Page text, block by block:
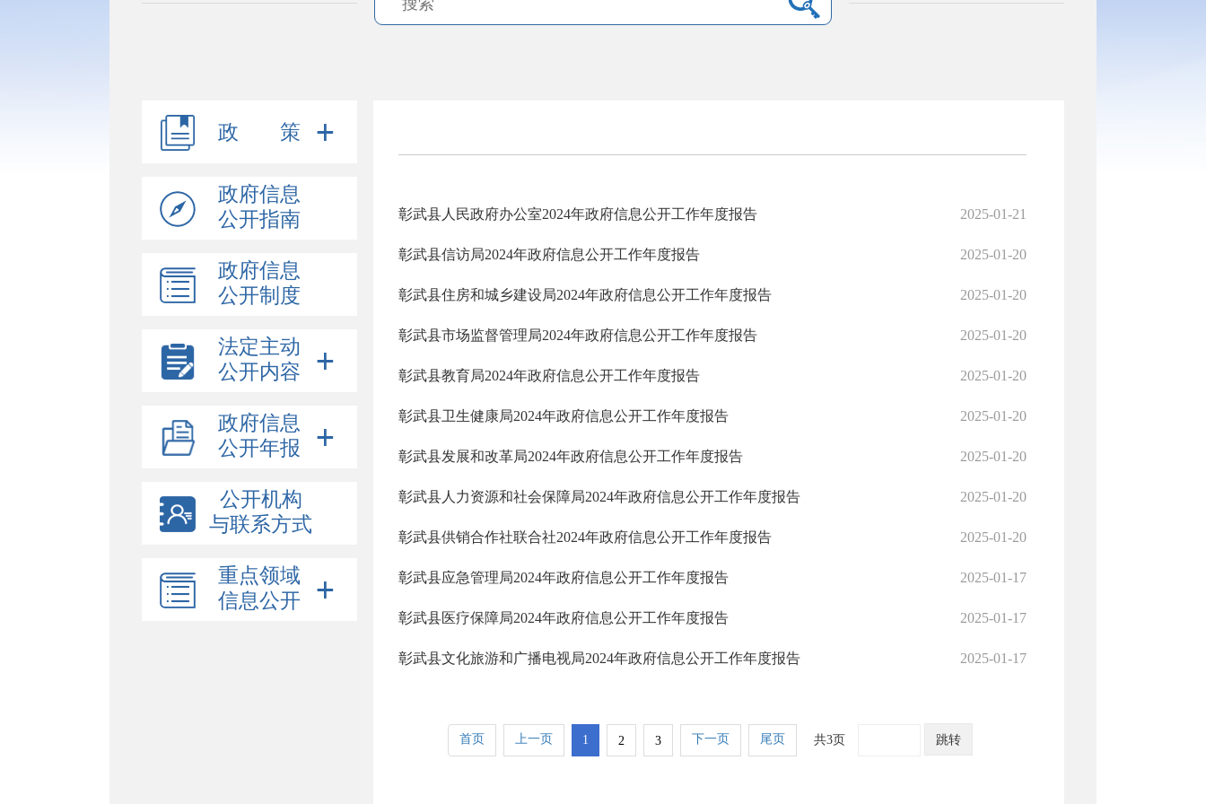
政 策
政府信息
公开指南
政府信息
公开制度
法定主动
公开内容
政府信息
公开年报
公开机构
与联系方式
重点领域
信息公开
彰武县人民政府办公室2024年政府信息公开工作年度报告 2025-01-21
彰武县信访局2024年政府信息公开工作年度报告 2025-01-20
彰武县住房和城乡建设局2024年政府信息公开工作年度报告 2025-01-20
彰武县市场监督管理局2024年政府信息公开工作年度报告 2025-01-20
彰武县教育局2024年政府信息公开工作年度报告 2025-01-20
彰武县卫生健康局2024年政府信息公开工作年度报告 2025-01-20
彰武县发展和改革局2024年政府信息公开工作年度报告 2025-01-20
彰武县人力资源和社会保障局2024年政府信息公开工作年度报告 2025-01-20
彰武县供销合作社联合社2024年政府信息公开工作年度报告 2025-01-20
彰武县应急管理局2024年政府信息公开工作年度报告 2025-01-17
彰武县医疗保障局2024年政府信息公开工作年度报告 2025-01-17
彰武县文化旅游和广播电视局2024年政府信息公开工作年度报告 2025-01-17
首页 上一页 1 2 3 下一页 尾页 共3页 跳转